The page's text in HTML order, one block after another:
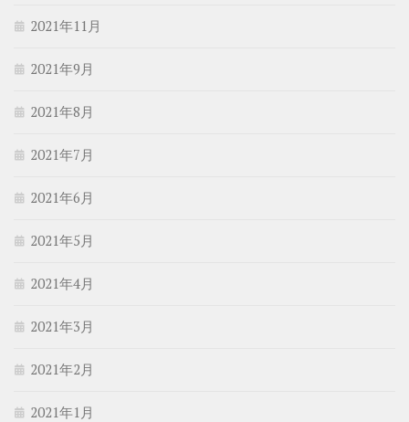
2021年11月
2021年9月
2021年8月
2021年7月
2021年6月
2021年5月
2021年4月
2021年3月
2021年2月
2021年1月